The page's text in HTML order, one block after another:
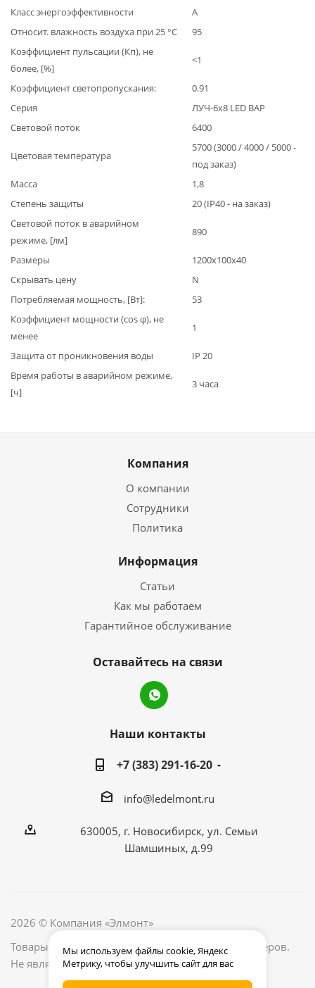
Класс энергоэффективности
А
Относит. влажность воздуха при 25 °С
95
Коэффициент пульсации (Кп), не
более, [%]
<1
Коэффициент светопропускания:
0.91
Серия
ЛУЧ-6х8 LED BAP
Световой поток
6400
Цветовая температура
5700 (3000 / 4000 / 5000 -
под заказ)
Масса
1,8
Степень защиты
20 (IP40 - на заказ)
Световой поток в аварийном
режиме, [лм]
890
Размеры
1200х100х40
Скрывать цену
N
Потребляемая мощность, [Вт]:
53
Коэффициент мощности (cos φ), не
менее
1
Защита от проникновения воды
IP 20
Время работы в аварийном режиме,
[ч]
3 часа
Компания
О компании
Сотрудники
Политика
Информация
Статьи
Как мы работаем
Гарантийное обслуживание
Оставайтесь на связи
Наши контакты
+7 (383) 291-16-20
info@ledelmont.ru
630005, г. Новосибирск, ул. Семьи
Шамшиных, д.99
2026 © Компания «Элмонт»
Товары, их наличие и цены уточняйте у менеджеров.
Не является публичной офертой.
Мы используем файлы cookie, Яндекс
Метрику, чтобы улучшить сайт для вас